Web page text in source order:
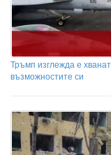
Тръмп изглежда е
възможностите си